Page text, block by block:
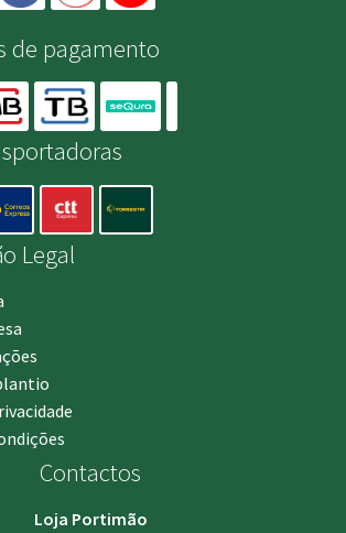
de pagamento
Legal
Contactos
Loja Portimão